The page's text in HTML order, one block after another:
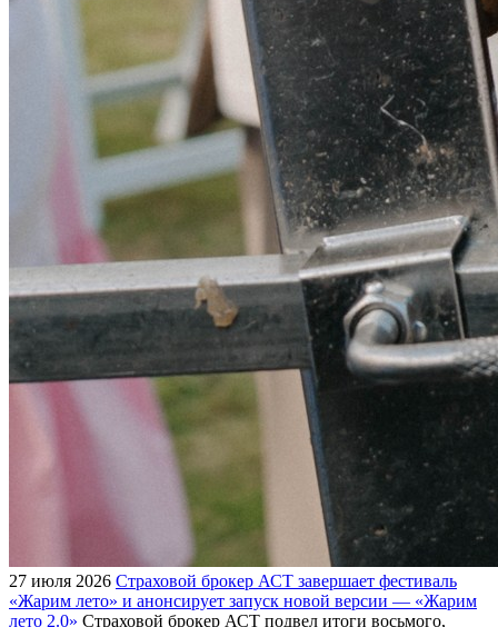
27 июля 2026 Страховой брокер АСТ завершает фестиваль
«Жарим лето» и анонсирует запуск новой версии — «Жарим
лето 2.0» Страховой брокер АСТ подвел итоги восьмого,